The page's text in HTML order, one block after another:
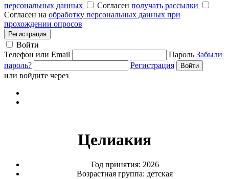
персональных данных
Согласен получать рассылки
Согласен на обработку персональных данных при
прохождении опросов
Регистрация
Войти
Телефон или Email
Пароль Забыли
пароль?
Регистрация
или войдите через
Целиакия
Год принятия: 2026
Возрастная группа: детская